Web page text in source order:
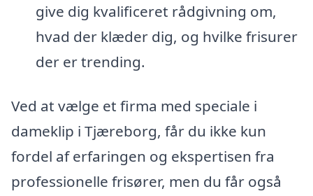
give dig kvalificeret rådgivning om,
hvad der klæder dig, og hvilke frisurer
der er trending.
Ved at vælge et firma med speciale i
dameklip i Tjæreborg, får du ikke kun
fordel af erfaringen og ekspertisen fra
professionelle frisører, men du får også